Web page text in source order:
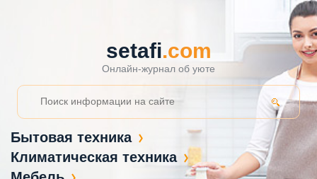
setafi.com
Онлайн-журнал об уюте
Бытовая техника
Климатическая техника